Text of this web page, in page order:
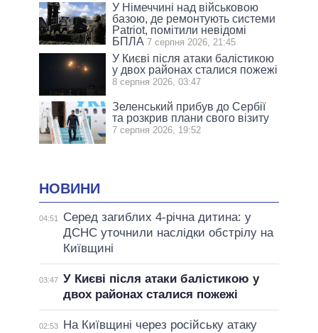
У Німеччині над військовою
базою, де ремонтують системи
Patriot, помітили невідомі
БПЛА 7 серпня 2026, 21:45
У Києві після атаки балістикою
у двох районах сталися пожежі
8 серпня 2026, 03:47
Зеленський прибув до Сербії
та розкрив плани свого візиту
7 серпня 2026, 19:52
НОВИНИ
04:51
Серед загиблих 4-річна дитина: у
ДСНС уточнили наслідки обстрілу на
Київщині
03:47 У Києві після атаки балістикою у
двох районах сталися пожежі
02:53
На Київщині через російську атаку